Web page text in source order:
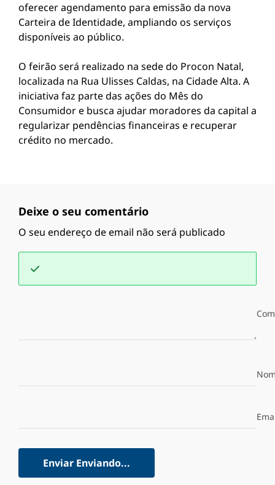
oferecer agendamento para emissão da nova
Carteira de Identidade, ampliando os serviços
disponíveis ao público.
O feirão será realizado na sede do Procon Natal,
localizada na Rua Ulisses Caldas, na Cidade Alta. A
iniciativa faz parte das ações do Mês do
Consumidor e busca ajudar moradores da capital a
regularizar pendências financeiras e recuperar
crédito no mercado.
Deixe o seu comentário
O seu endereço de email não será publicado
Enviar Enviando...